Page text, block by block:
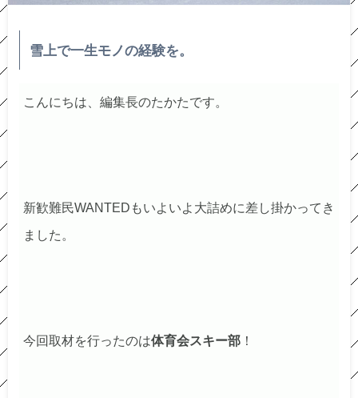
雪上で一生モノの経験を。
こんにちは、編集長のたかたです。
新歓難民WANTEDもいよいよ大詰めに差し掛かってき
ました。
今回取材を行ったのは体育会スキー部！